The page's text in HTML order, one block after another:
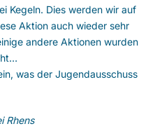
Kegeln. Dies werden wir auf
Aktion auch wieder sehr
andere Aktionen wurden
was der Jugendausschuss
Rhens